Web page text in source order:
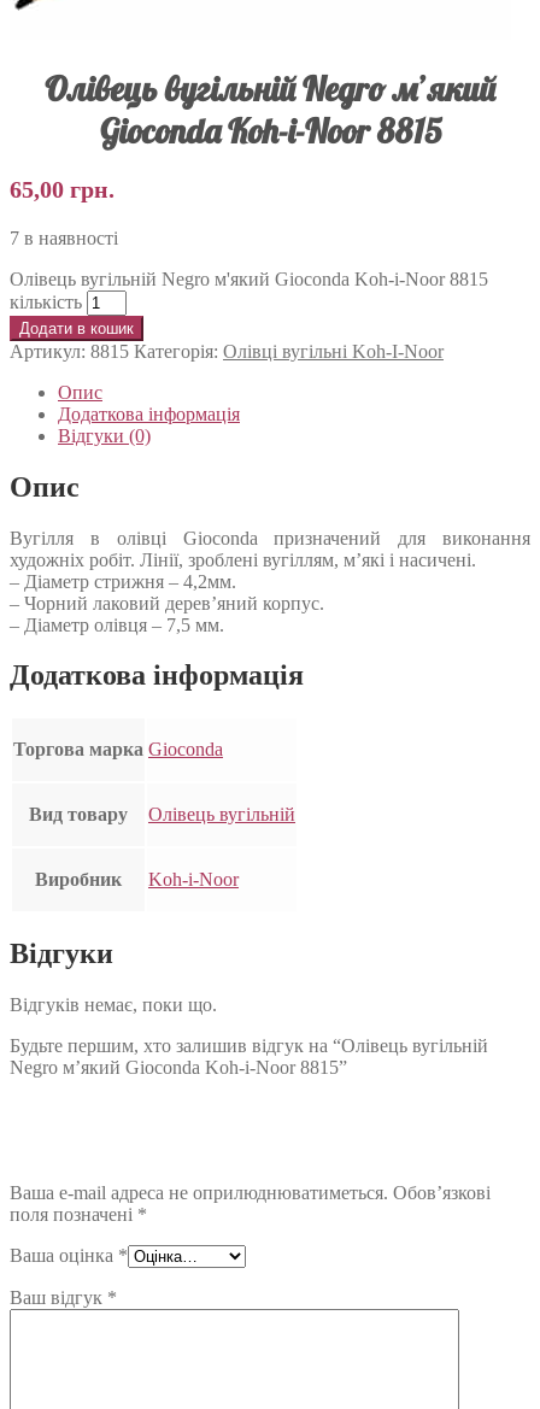
Олівець вугільній Negro м’який
Gioconda Koh-i-Noor 8815
65,00 грн.
7 в наявності
Олівець вугільній Negro м'який Gioconda Koh-i-Noor 8815
кількість
Додати в кошик
Артикул: 8815 Категорія: Олівці вугільні Koh-I-Noor
Опис
Додаткова інформація
Відгуки (0)
Опис
Вугілля в олівці Gioconda призначений для виконання
художніх робіт. Лінії, зроблені вугіллям, м’які і насичені.
– Діаметр стрижня – 4,2мм.
– Чорний лаковий дерев’яний корпус.
– Діаметр олівця – 7,5 мм.
Додаткова інформація
Торгова марка Gioconda
Вид товару Олівець вугільній
Виробник Koh-i-Noor
Відгуки
Відгуків немає, поки що.
Будьте першим, хто залишив відгук на “Олівець вугільній
Negro м’який Gioconda Koh-i-Noor 8815”
Ваша e-mail адреса не оприлюднюватиметься. Обов’язкові
поля позначені *
Ваша оцінка *
Ваш відгук *